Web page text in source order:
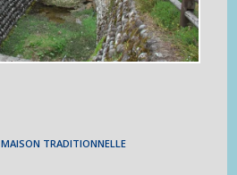
MAISON TRADITIONNELLE